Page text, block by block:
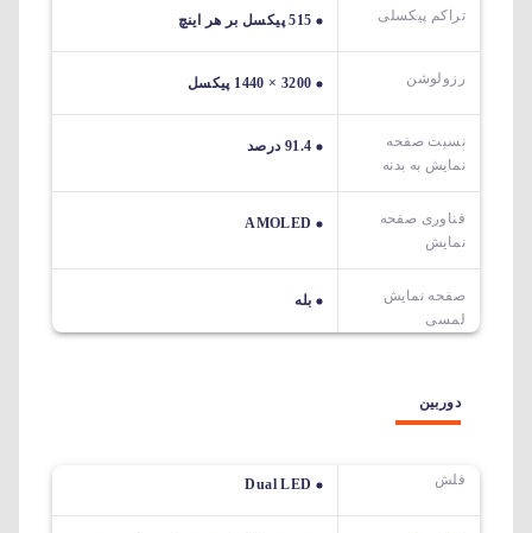
تراکم پیکسلی 515 پیکسل بر هر اینچ
رزولوشن 3200 × 1440 پیکسل
نسبت صفحه
نمایش به بدنه
91.4 درصد
فناوری صفحه
نمایش
AMOLED
صفحه نمایش
لمسی
بله
دوربین
فلش Dual LED